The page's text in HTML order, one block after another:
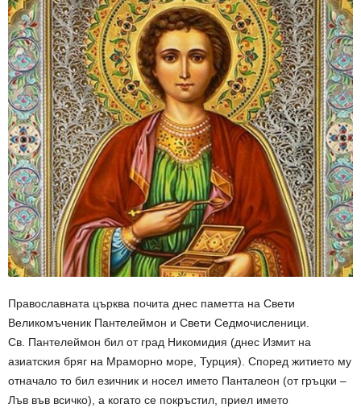
Православната църква почита днес паметта на Свети
Великомъченик Пантелеймон и Свети Седмочисленици.
Св. Пантелеймон бил от град Никомидия (днес Измит на
азиатския бряг на Мраморно море, Турция). Според житието му
отначало то бил езичник и носел името Панталеон (от гръцки –
Лъв във всичко), а когато се покръстил, приел името